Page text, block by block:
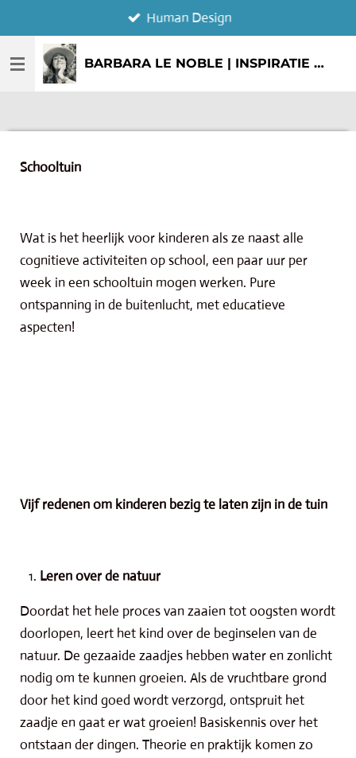
direct
naar
BARBARA LE NOBLE | INSPIRATIE & CREATIE
Human Design
Schooltuin
Wat is het heerlijk voor kinderen als ze naast alle
cognitieve activiteiten op school, een paar uur per
week in een schooltuin mogen werken. Pure
ontspanning in de buitenlucht, met educatieve
aspecten!
Vijf redenen om kinderen bezig te laten zijn in de tuin
Leren over de natuur
Doordat het hele proces van zaaien tot oogsten wordt
doorlopen, leert het kind over de beginselen van de
natuur. De gezaaide zaadjes hebben water en zonlicht
nodig om te kunnen groeien. Als de vruchtbare grond
door het kind goed wordt verzorgd, ontspruit het
zaadje en gaat er wat groeien! Basiskennis over het
ontstaan der dingen. Theorie en praktijk komen zo